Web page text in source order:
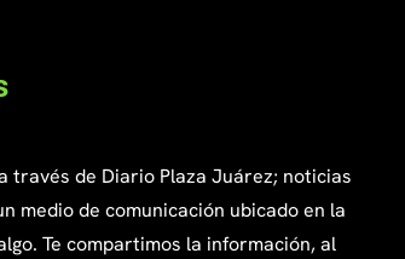
través de Diario Plaza Juárez; noticias
medio de comunicación ubicado en la
Te compartimos la información, al